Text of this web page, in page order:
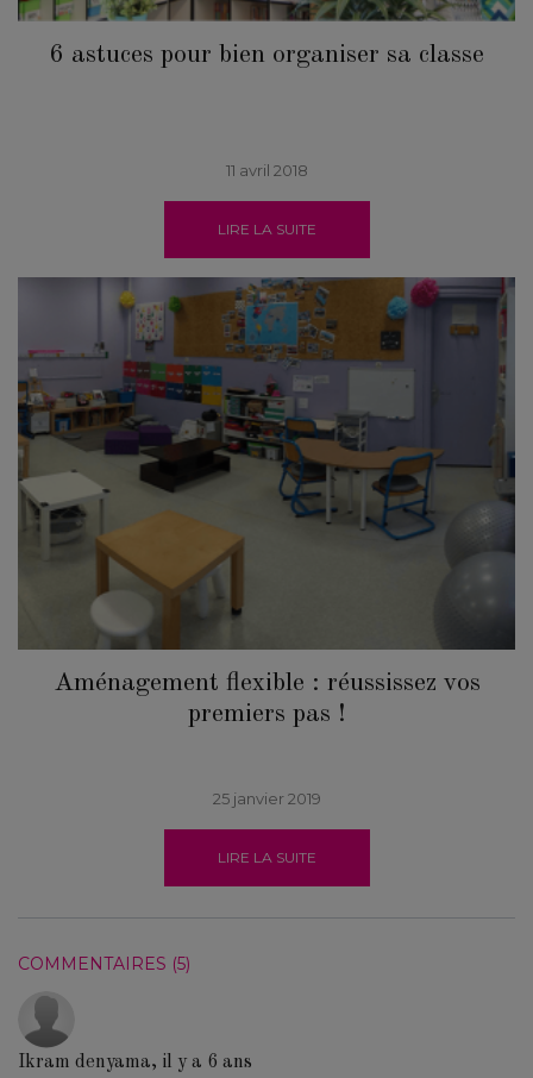
6 astuces pour bien organiser sa classe
11 avril 2018
LIRE LA SUITE
Aménagement flexible : réussissez vos
premiers pas !
25 janvier 2019
LIRE LA SUITE
COMMENTAIRES (5)
Ikram denyama, il y a 6 ans